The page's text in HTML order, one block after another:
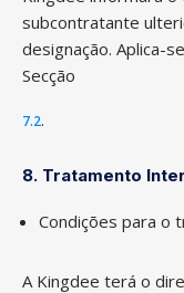
subcontratante
designação. Aplica-
Secção
7.2.
8. Tratamento
Condições para o
A Kingdee terá o